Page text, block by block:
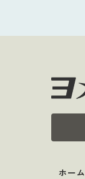
ホーム